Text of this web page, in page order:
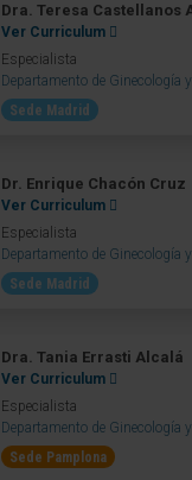
Dra. Teresa Castellanos
Ver Curriculum
Especialista
Departamento de Ginecología
Sede Madrid
Dr. Enrique Chacón Cruz
Ver Curriculum
Especialista
Departamento de Ginecología
Sede Madrid
Dra. Tania Errasti Alcalá
Ver Curriculum
Especialista
Departamento de Ginecología
Sede Pamplona